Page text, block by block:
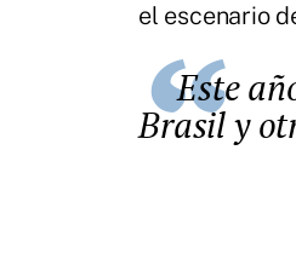
el escenario
Este año participarán en el Festival Folclórico un grupo de
Brasil y